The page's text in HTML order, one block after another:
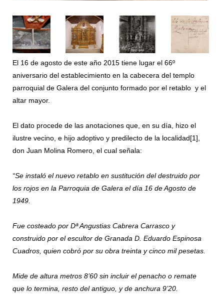
El 16 de agosto de este año 2015 tiene lugar el 66º
aniversario del establecimiento en la cabecera del templo
parroquial de Galera del conjunto formado por el retablo y el
altar mayor.
El dato procede de las anotaciones que, en su día, hizo el
ilustre vecino, e hijo adoptivo y predilecto de la localidad[1],
don Juan Molina Romero, el cual señala:
“Se instaló el nuevo retablo en sustitución del destruido por
los rojos en la Parroquia de Galera el día 16 de Agosto de
1949.
Fue costeado por Dª Angustias Cabrera Carrasco y
construido por el escultor de Granada D. Eduardo Espinosa
Cuadros, quien cobró por su obra treinta y cinco mil pesetas.
Mide de altura metros 8’60 sin incluir el penacho o remate
que lo termina, resto del antiguo, y de anchura 9’20.